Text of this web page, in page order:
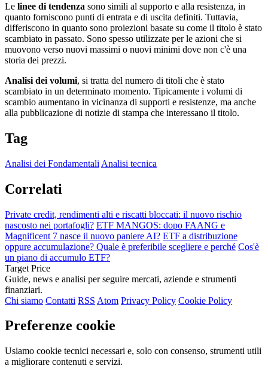
Le linee di tendenza sono simili al supporto e alla resistenza, in
quanto forniscono punti di entrata e di uscita definiti. Tuttavia,
differiscono in quanto sono proiezioni basate su come il titolo è stato
scambiato in passato. Sono spesso utilizzate per le azioni che si
muovono verso nuovi massimi o nuovi minimi dove non c'è una
storia dei prezzi.
Analisi dei volumi, si tratta del numero di titoli che è stato
scambiato in un determinato momento. Tipicamente i volumi di
scambio aumentano in vicinanza di supporti e resistenze, ma anche
alla pubblicazione di notizie di stampa che interessano il titolo.
Tag
Analisi dei Fondamentali Analisi tecnica
Correlati
Private credit, rendimenti alti e riscatti bloccati: il nuovo rischio
nascosto nei portafogli? ETF MANGOS: dopo FAANG e
Magnificent 7 nasce il nuovo paniere AI? ETF a distribuzione
oppure accumulazione? Quale è preferibile scegliere e perché Cos'è
un piano di accumulo ETF?
Target Price
Guide, news e analisi per seguire mercati, aziende e strumenti
finanziari.
Chi siamo Contatti RSS Atom Privacy Policy Cookie Policy
Preferenze cookie
Usiamo cookie tecnici necessari e, solo con consenso, strumenti utili
a migliorare contenuti e servizi.